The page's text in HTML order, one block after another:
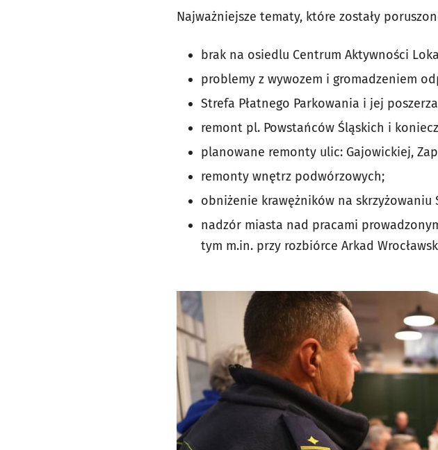
Najważniejsze tematy, które zostały
brak na osiedlu Centrum Aktywności
problemy z wywozem i gromadzeniem
Strefa Płatnego Parkowania i jej
remont pl. Powstańców Śląskich i
planowane remonty ulic: Gajowickiej,
remonty wnętrz podwórzowych;
obniżenie krawężników na skrzyżowaniu
nadzór miasta nad pracami
tym m.in. przy rozbiórce Arkad